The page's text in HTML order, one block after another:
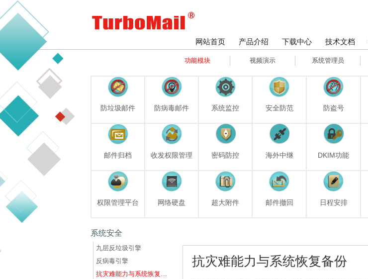
网站首页 产品介绍 下载中心 技术文档
功能模块 视频演示 系统管理员
防垃圾邮件 防病毒邮件 系统监控 安全防范 防盗号
邮件归档 收发权限管理 密码防控 海外中继 DKIM功能
权限管理平台 网络硬盘 超大附件 邮件撤回 日程安排
系统安全
九层反垃圾引擎
反病毒引擎
抗灾难能力与系统恢复备份技术
抗灾难能力与系统恢复备份